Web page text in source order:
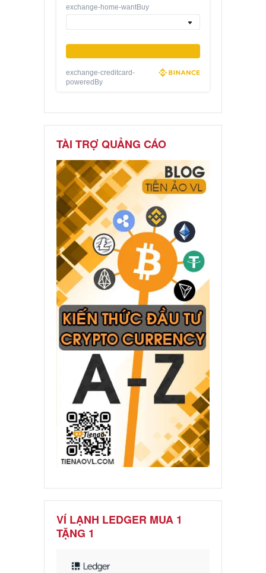
exchange-home-wantBuy
exchange-creditcard-
poweredBy
TÀI TRỢ QUẢNG CÁO
VÍ LẠNH LEDGER MUA 1
TẶNG 1